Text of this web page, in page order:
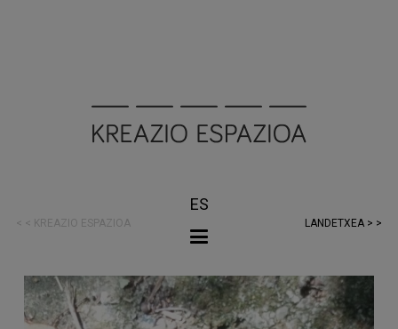
< < KREAZIO ESPAZIOA
ES
LANDETXEA > >